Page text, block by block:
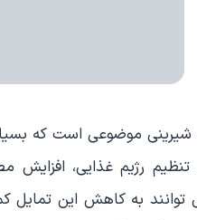
موضوعی است که
تنظیم رژیم غذایی،
توانند به کاهش این